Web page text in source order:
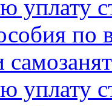
уплату
по
уплату